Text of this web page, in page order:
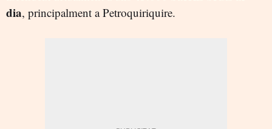
dia, principalment a Petroquiriquire.